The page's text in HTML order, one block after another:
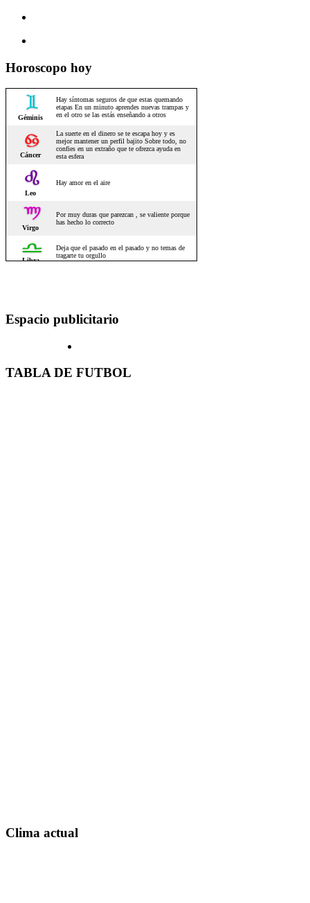
Horoscopo hoy
Espacio publicitario
TABLA DE FUTBOL
Clima actual